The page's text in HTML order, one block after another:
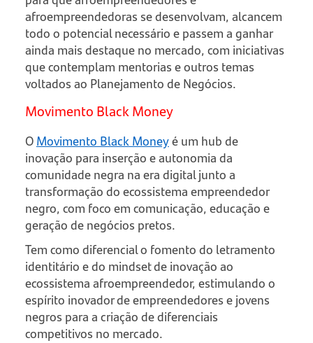
afroempreendedoras se desenvolvam, alcancem
todo o potencial necessário e passem a ganhar
ainda mais destaque no mercado, com iniciativas
que contemplam mentorias e outros temas
voltados ao Planejamento de Negócios.
Movimento Black Money
OMovimento Black Moneyé um hub de
inovação para inserção e autonomia da
comunidade negra na era digital junto a
transformação do ecossistema empreendedor
negro, com foco em comunicação, educação e
geração de negócios pretos.
Tem como diferencial o fomento do letramento
identitário e do mindset de inovação ao
ecossistema afroempreendedor, estimulando o
espírito inovador de empreendedores e jovens
negros para a criação de diferenciais
competitivos no mercado.